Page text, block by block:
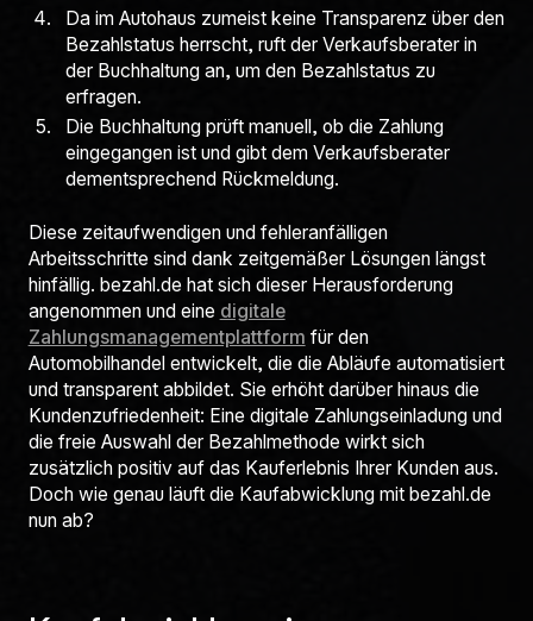
Da im Autohaus zumeist keine Transparenz über den
Bezahlstatus herrscht, ruft der Verkaufsberater in
der Buchhaltung an, um den Bezahlstatus zu
erfragen.
Die Buchhaltung prüft manuell, ob die Zahlung
eingegangen ist und gibt dem Verkaufsberater
dementsprechend Rückmeldung.
Diese zeitaufwendigen und fehleranfälligen
Arbeitsschritte sind dank zeitgemäßer Lösungen längst
hinfällig. bezahl.de hat sich dieser Herausforderung
angenommen und eine digitale
Zahlungsmanagementplattform für den
Automobilhandel entwickelt, die die Abläufe automatisiert
und transparent abbildet. Sie erhöht darüber hinaus die
Kundenzufriedenheit: Eine digitale Zahlungseinladung und
die freie Auswahl der Bezahlmethode wirkt sich
zusätzlich positiv auf das Kauferlebnis Ihrer Kunden aus.
Doch wie genau läuft die Kaufabwicklung mit bezahl.de
nun ab?